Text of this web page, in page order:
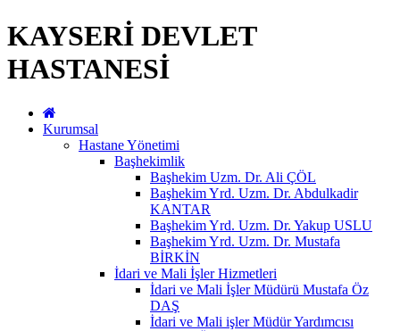
KAYSERİ DEVLET
HASTANESİ
Kurumsal
Hastane Yönetimi
Başhekimlik
Başhekim Uzm. Dr. Ali ÇÖL
Başhekim Yrd. Uzm. Dr. Abdulkadir
KANTAR
Başhekim Yrd. Uzm. Dr. Yakup USLU
Başhekim Yrd. Uzm. Dr. Mustafa
BİRKİN
İdari ve Mali İşler Hizmetleri
İdari ve Mali İşler Müdürü Mustafa Öz
DAŞ
İdari ve Mali işler Müdür Yardımcısı